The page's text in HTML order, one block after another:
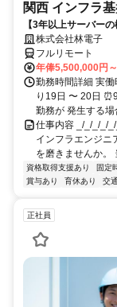
関西 インフラ
【3年以上サーバー
株式会社林電子
フルリモート
年俸5,500,000円
勤務時間詳細 実
り19日 〜 20日
勤務が 発生する場
仕事内容 _/_/_/_/
インフラエンジニ
を磨きませんか。
資格取得支援あり 固定
賞与あり
育休あり 交
正社員